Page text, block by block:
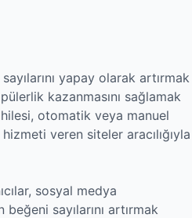
yapay olarak artırmak
kazanmasını sağlamak
otomatik veya manuel
veren siteler aracılığıyla
sosyal medya
sayılarını artırmak